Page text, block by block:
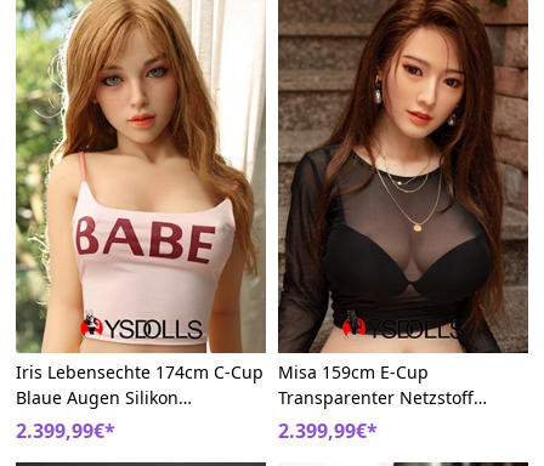
Iris Lebensechte 174cm C-Cup
Blaue Augen Silikon
Sommersprossen Blonde
Sexpüppen
2.399,99€*
Misa 159cm E-Cup
Transparenter Netzstoff
Silikon Große Brüste
Lebensechte Liebespuppen
2.399,99€*